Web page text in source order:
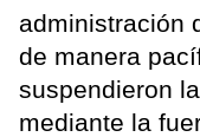
administración
de manera
suspendieron
mediante la